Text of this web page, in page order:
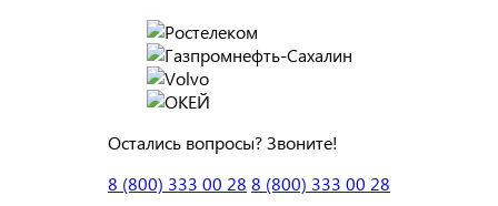
Остались вопросы? Звоните!
8 (800) 333 00 28 8 (800) 333 00 28